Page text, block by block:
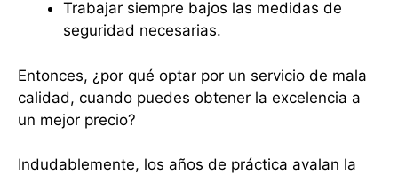
Trabajar siempre bajos las medidas de
seguridad necesarias.
Entonces, ¿por qué optar por un servicio de mala
calidad, cuando puedes obtener la excelencia a
un mejor precio?
Indudablemente, los años de práctica avalan la